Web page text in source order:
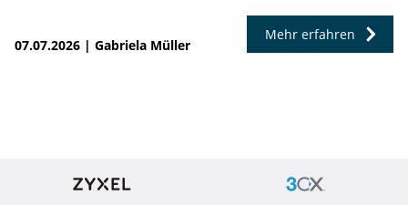
07.07.2026 | Gabriela Müller
Mehr erfahren